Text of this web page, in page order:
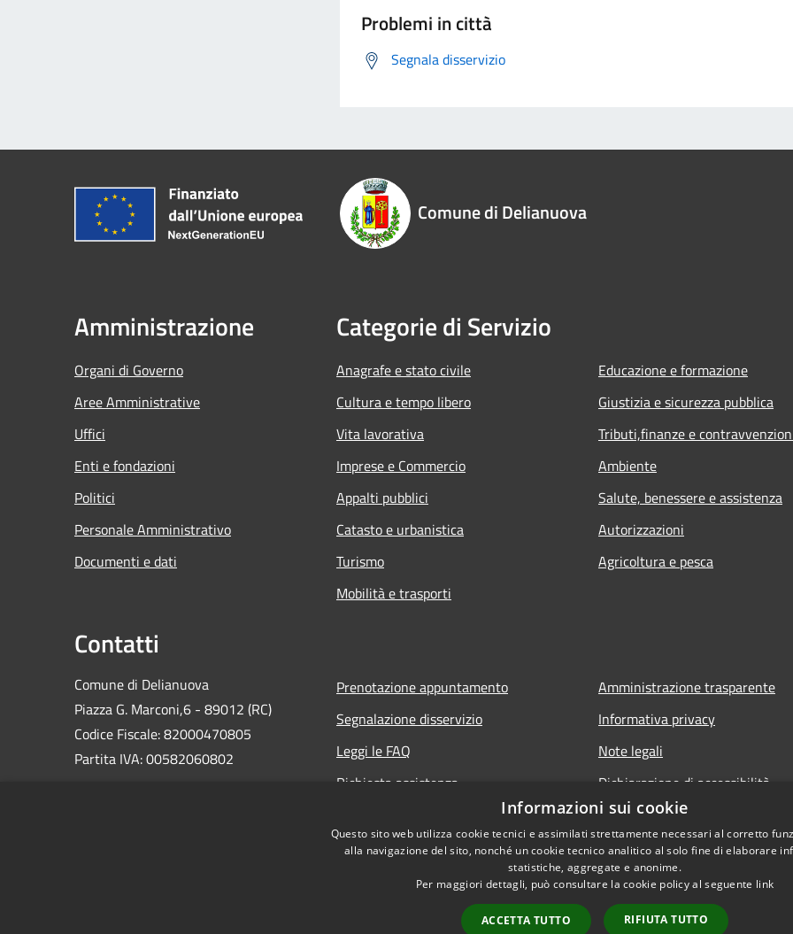
Problemi in città
Segnala disservizio
Comune di Delianuova
Amministrazione
Organi di Governo
Aree Amministrative
Uffici
Enti e fondazioni
Politici
Personale Amministrativo
Documenti e dati
Categorie di Servizio
Anagrafe e stato civile
Cultura e tempo libero
Vita lavorativa
Imprese e Commercio
Appalti pubblici
Catasto e urbanistica
Turismo
Mobilità e trasporti
Educazione e formazione
Giustizia e sicurezza pubblica
Tributi,finanze e
Ambiente
Salute, benessere e assistenza
Autorizzazioni
Agricoltura e pesca
Contatti
Comune di Delianuova
Piazza G. Marconi,6 - 89012 (RC)
Codice Fiscale: 82000470805
Partita IVA: 00582060802
Prenotazione appuntamento
Segnalazione disservizio
Leggi le FAQ
Richiesta assistenza
Amministrazione trasparente
Informativa privacy
Note legali
Dichiarazione di accessibilità
Informazioni sui cookie
Questo sito web utilizza cookie tecnici e assimilati strettamente necessari al corretto
alla navigazione del sito, nonché un cookie tecnico analitico al solo fine di elaborare
statistiche, aggregate e anonime.
Per maggiori dettagli, può consultare la cookie policy al seguente link
ACCETTA TUTTO RIFIUTA TUTTO